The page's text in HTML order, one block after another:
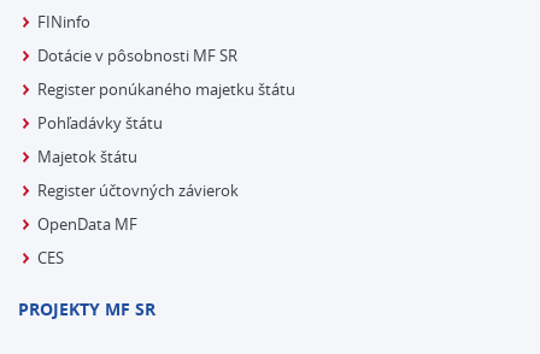
FINinfo
Dotácie v pôsobnosti MF SR
Register ponúkaného majetku štátu
Pohľadávky štátu
Majetok štátu
Register účtovných závierok
OpenData MF
CES
PROJEKTY MF SR